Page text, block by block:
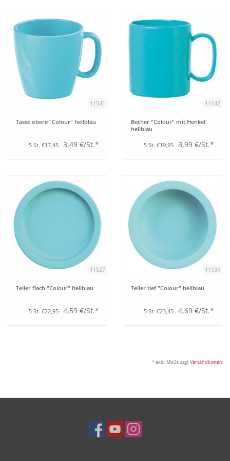
Bar
Aufsteller
Tafeln
Berufsbekleidung
Technik
Möbel
Tipps
Fuchs Blog
11541
Tasse obere "Colour" hellblau
5 St. €17,45 3,49 €/St.*
11542
Becher "Colour" mit Henkel
hellblau
5 St. €19,95 3,99 €/St.*
11527
Teller flach "Colour" hellblau
5 St. €22,95 4,59 €/St.*
11539
Teller tief "Colour" hellblau
5 St. €23,45 4,69 €/St.*
* exkl. MwSt. zzgl.Versandkosten